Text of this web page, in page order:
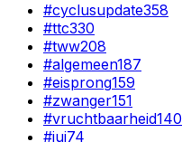
#cyclusupdate358
#ttc330
#tww208
#algemeen187
#eisprong159
#zwanger151
#vruchtbaarheid140
#iui74